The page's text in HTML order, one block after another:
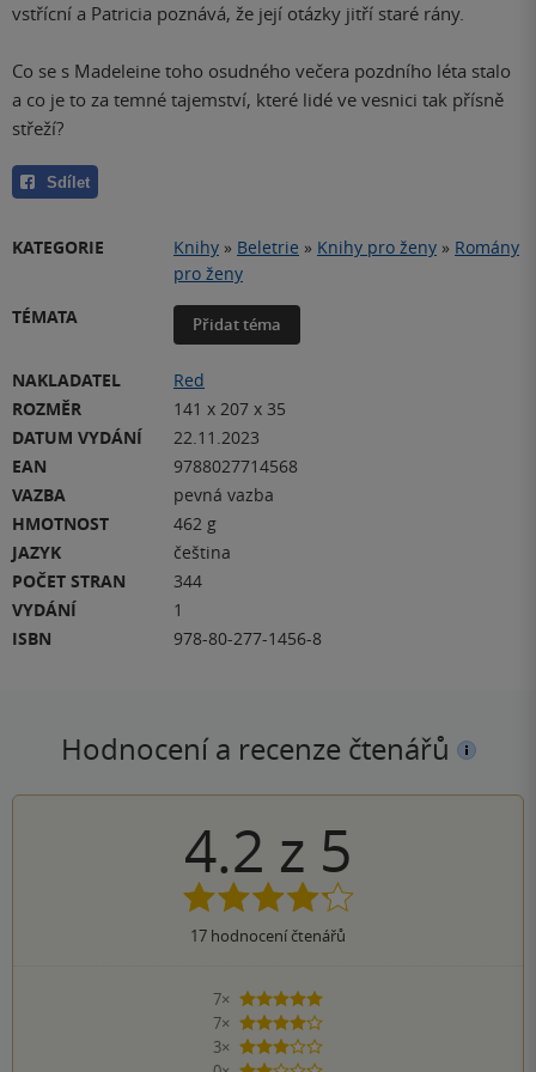
vstřícní a Patricia poznává, že její otázky jitří staré rány.
Co se s Madeleine toho osudného večera pozdního léta stalo
a co je to za temné tajemství, které lidé ve vesnici tak přísně
střeží?
Sdílet
KATEGORIE Knihy » Beletrie » Knihy pro ženy » Romány
pro ženy
TÉMATA
Přidat téma
NAKLADATEL
Red
ROZMĚR
141 x 207 x 35
DATUM VYDÁNÍ
22.11.2023
EAN
9788027714568
VAZBA
pevná vazba
HMOTNOST
462 g
JAZYK
čeština
POČET STRAN
344
VYDÁNÍ
1
ISBN
978-80-277-1456-8
Hodnocení a recenze čtenářů
4.2 z 5
17 hodnocení čtenářů
7×
5 hvězdiček
7×
4 hvězdičky
3×
3 hvězdičky